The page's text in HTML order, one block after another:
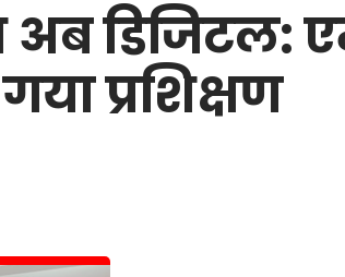
डिजिटल:
प्रशिक्षण